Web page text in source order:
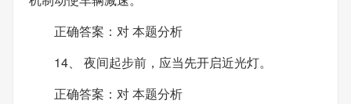
正确答案：对 本题分析
14、 夜间起步前，应当先开启近光灯。
正确答案：对 本题分析